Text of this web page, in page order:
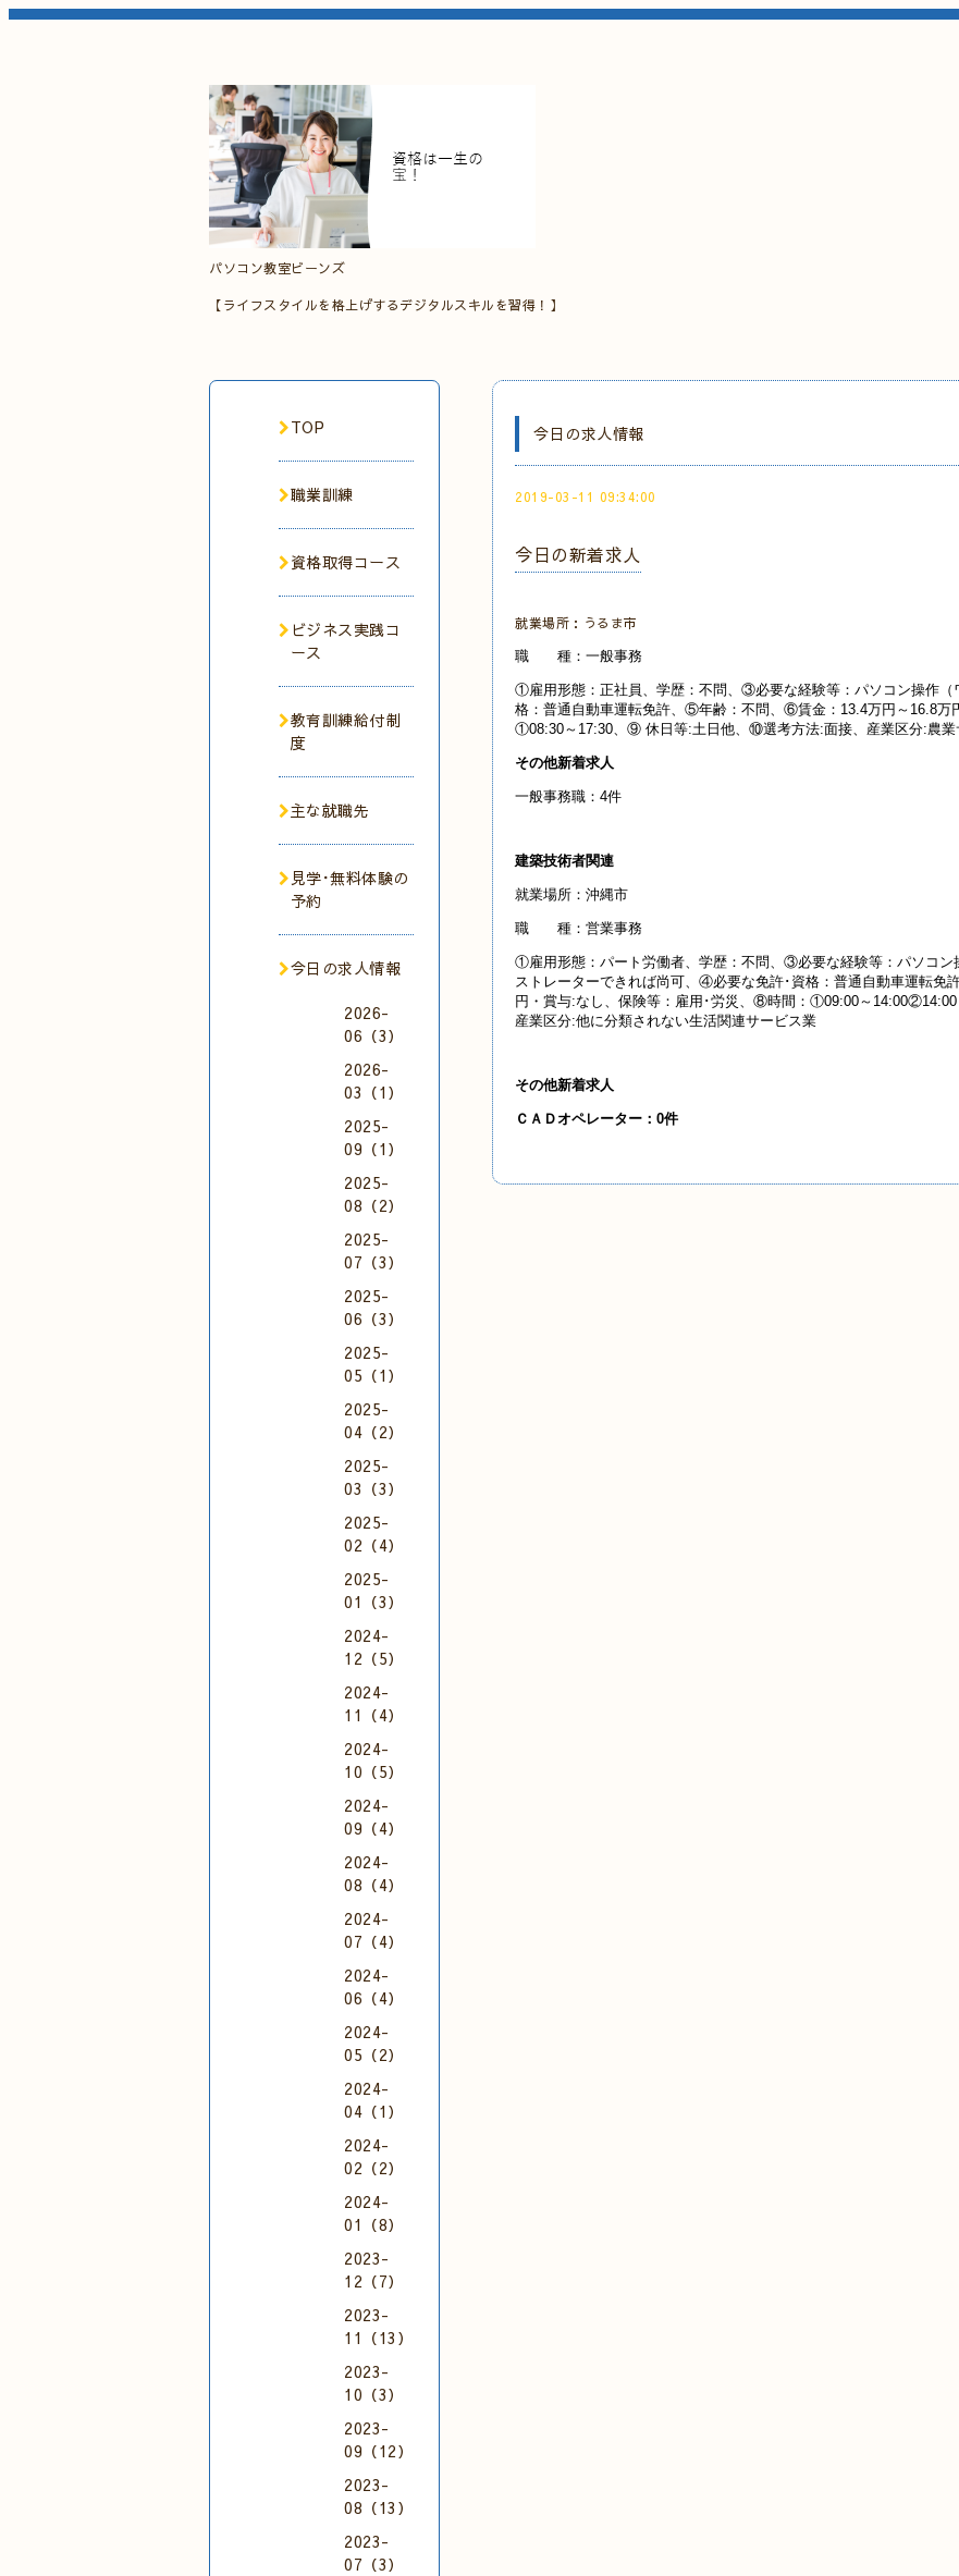
パソコン教室ビーンズ
【ライフスタイルを格上げするデジタルスキルを習得！】
今日の求人情報
2019-03-11 09:34:00
今日の新着求人
就業場所：うるま市
職 種：一般事務
①雇用形態：正社員、学歴：不問、③必要な経験等：パソコン操作
格：普通自動車運転免許、⑤年齢：不問、⑥賃金：13.4万円～16.8万
①08:30～17:30、⑨ 休日等:土日他、⑩選考方法:面接、産業区分:農業
その他新着求人
一般事務職：4件
建築技術者関連
就業場所：沖縄市
職 種：営業事務
①雇用形態：パート労働者、学歴：不問、③必要な経験等：パソコン
ストレーターできれば尚可、④必要な免許･資格：普通自動車運転
円・賞与:なし、保険等：雇用･労災、⑧時間：①09:00～
産業区分:他に分類されない生活関連サービス業
その他新着求人
ＣＡＤオペレーター：0件
TOP
職業訓練
資格取得コース
ビジネス実践コ
ース
教育訓練給付制
度
主な就職先
見学･無料体験の
予約
今日の求人情報
2026-
06（3）
2026-
03（1）
2025-
09（1）
2025-
08（2）
2025-
07（3）
2025-
06（3）
2025-
05（1）
2025-
04（2）
2025-
03（3）
2025-
02（4）
2025-
01（3）
2024-
12（5）
2024-
11（4）
2024-
10（5）
2024-
09（4）
2024-
08（4）
2024-
07（4）
2024-
06（4）
2024-
05（2）
2024-
04（1）
2024-
02（2）
2024-
01（8）
2023-
12（7）
2023-
11（13）
2023-
10（3）
2023-
09（12）
2023-
08（13）
2023-
07（3）